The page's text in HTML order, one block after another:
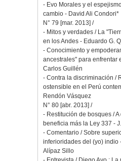
- Evo Morales y el
cambio - David Ali Condori*
N° 79 [mar. 2013] /
- Mitos y verdades / La
en los Andes - Eduardo G.
- Conocimiento y
ancestrales" para enfrentar
Carlos Guillén
- Contra la discriminación /
ostensible en el Perú
Rendón Vásquez
N° 80 [abr. 2013] /
- Restitución de bosques /
beneficia más la Ley 337 -
- Comentario / Sobre
inferioridades del (yo) indio
Alípaz Sillo